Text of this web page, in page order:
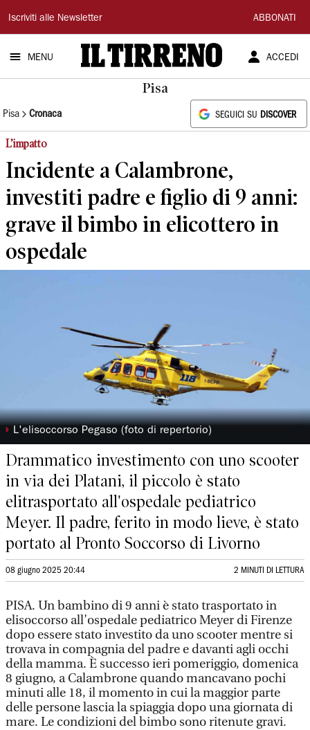
Il
Tirreno
Iscriviti alle Newsletter ABBONATI
MENU ACCEDI
Pisa
Pisa Cronaca SEGUICI SU DISCOVER
L’impatto
Incidente a Calambrone,
investiti padre e figlio di 9 anni:
grave il bimbo in elicottero in
ospedale
◗ L'elisoccorso Pegaso (foto di repertorio)
Drammatico investimento con uno scooter
in via dei Platani, il piccolo è stato
elitrasportato all'ospedale pediatrico
Meyer. Il padre, ferito in modo lieve, è stato
portato al Pronto Soccorso di Livorno
08 giugno 2025 20:44 2 MINUTI DI LETTURA
PISA. Un bambino di 9 anni è stato trasportato in
elisoccorso all’ospedale pediatrico Meyer di Firenze
dopo essere stato investito da uno scooter mentre si
trovava in compagnia del padre e davanti agli occhi
della mamma. È successo ieri pomeriggio, domenica
8 giugno, a Calambrone quando mancavano pochi
minuti alle 18, il momento in cui la maggior parte
delle persone lascia la spiaggia dopo una giornata di
mare. Le condizioni del bimbo sono ritenute gravi.